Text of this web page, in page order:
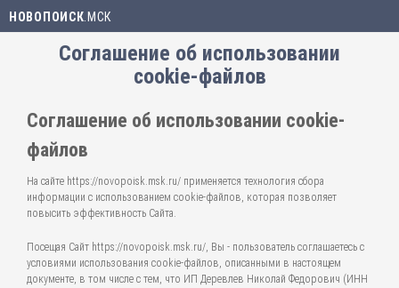
НОВОПОИСК .МСК
Соглашение об использовании
cookie-файлов
Соглашение об использовании cookie-
файлов
На сайте https://novopoisk.msk.ru/ применяется технология сбора
информации с использованием cookie-файлов, которая позволяет
повысить эффективность Сайта.
Посещая Сайт https://novopoisk.msk.ru/, Вы - пользователь соглашаетесь с
условиями использования cookie-файлов, описанными в настоящем
документе, в том числе с тем, что ИП Деревлев Николай Федорович (ИНН